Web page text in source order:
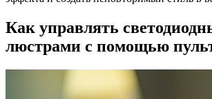
Как управлять
люстрами с помощью